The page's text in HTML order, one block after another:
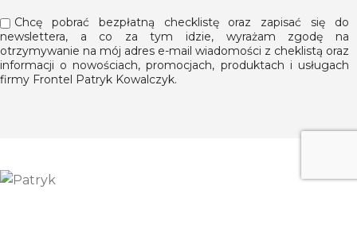
Chcę pobrać bezpłatną checklistę oraz zapisać się do
newslettera, a co za tym idzie, wyrażam zgodę na
otrzymywanie na mój adres e-mail wiadomości z cheklistą oraz
informacji o nowościach, promocjach, produktach i usługach
firmy Frontel Patryk Kowalczyk.